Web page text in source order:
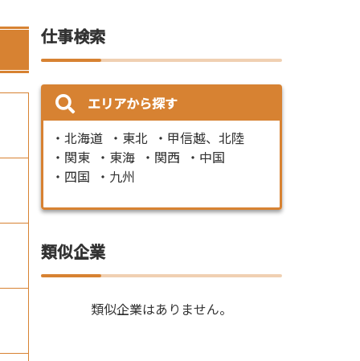
仕事検索
エリアから探す
北海道 東北
甲信越、北陸
関東
東海 関西
中国
四国
九州
類似企業
類似企業はありません。